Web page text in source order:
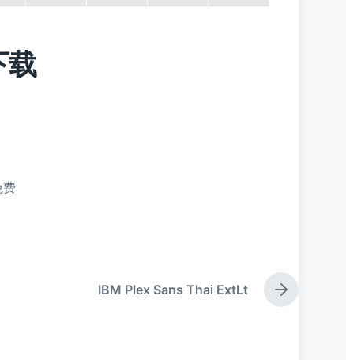
载
费
下
篇
IBM Plex Sans Thai ExtLt